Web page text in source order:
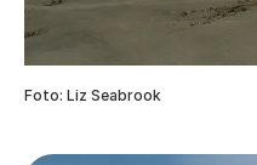
Foto: Liz Seabrook